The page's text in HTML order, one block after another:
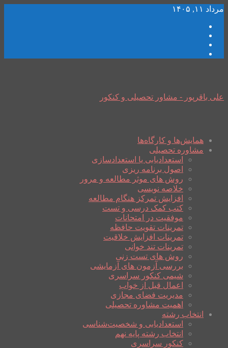
مرداد ۱۱, ۱۴۰۵
علی باقرپور - مشاور تحصیلی و کنکور
همایش‌ها و کارگاه‌ها
مشاوره تحصیلی
استعدادیابی یا استعدادسازی
اصول برنامه ریزی
روش های موثر مطالعه و مرور
خلاصه نویسی
افزایش تمرکز هنگام مطالعه
کتب کمک درسی و تست
موفقیت در امتحانات
تمرینات تقویت حافظه
تمرینات افزایش خلاقیت
تمرینات تند خوانی
روش های تست زنی
بررسی آزمون های آزمایشی
شیمی کنکور سراسری
اعمال قبل از خواب
مدیریت فضای مجازی
اهمیت مشاوره تحصیلی
انتخاب رشته
استعدادیابی و شخصیت‌شناسی
انتخاب رشته پایه نهم
کنکور سراسری